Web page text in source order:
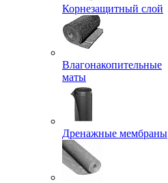
Корнезащитный слой
Влагонакопительные
маты
Дренажные мембраны